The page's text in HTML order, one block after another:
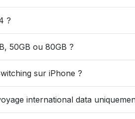
?
50GB ou 80GB ?
sur iPhone ?
international data